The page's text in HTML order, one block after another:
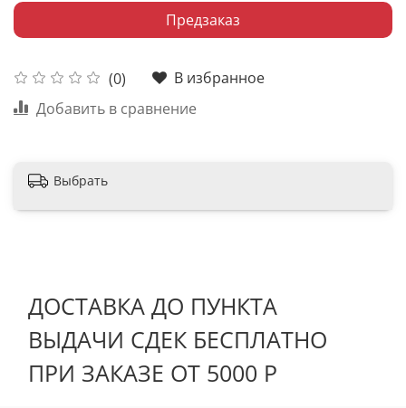
(0)
В избранное
Добавить в сравнение
Предзаказ
Выбрать
ДОСТАВКА ДО ПУНКТА
ВЫДАЧИ СДЕК БЕСПЛАТНО
ПРИ ЗАКАЗЕ ОТ 5000 Р